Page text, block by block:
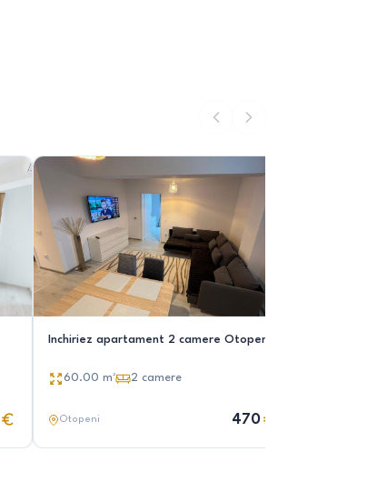
Inchiriez apartament 2 camere Otopeni
60.00 m² 2 camere
Otopeni 470